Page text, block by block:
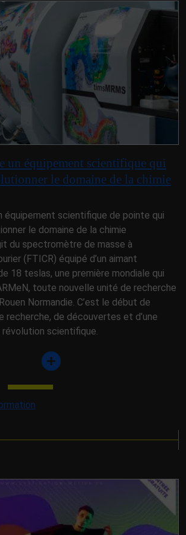
un équipement scientifique qui
le domaine de la chimie
équipement scientifique de pointe qui
le domaine de la chimie
du spectromètre de masse à
(FTICR) équipé d’un aimant
18 teslas, une première mondiale qui
toute nouvelle unité de recherche
Normandie. C’est le début de
recherche, de découvertes et d’une
scientifique.